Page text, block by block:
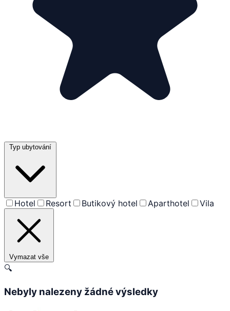
Hotel Resort Butikový hotel Aparthotel Vila
Vymazat vše
🔍
Nebyly nalezeny žádné výsledky